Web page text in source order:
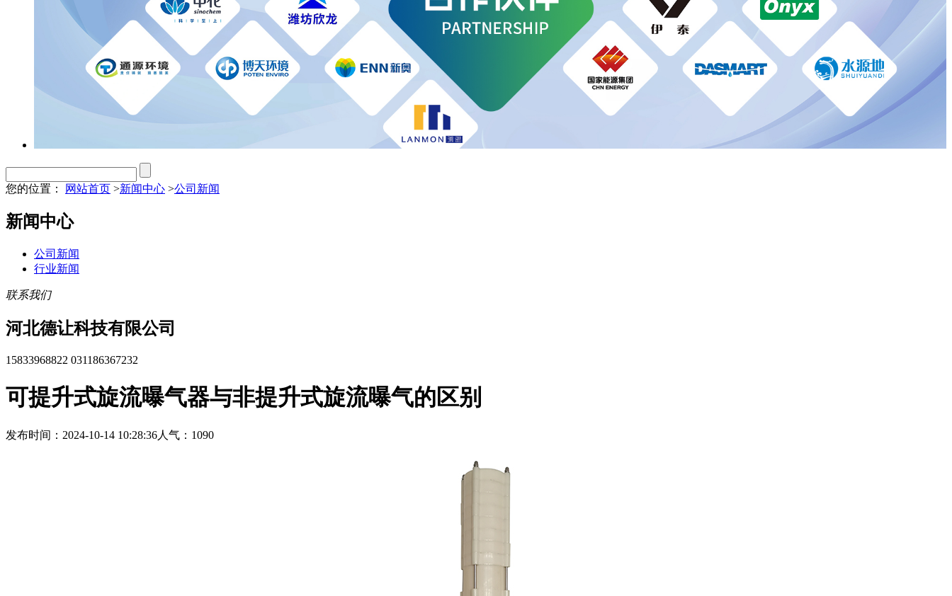
您的位置： 网站首页 >新闻中心 >公司新闻
新闻中心
公司新闻
行业新闻
联系我们
河北德让科技有限公司
15833968822 031186367232
可提升式旋流曝气器与非提升式旋流曝气的区别
发布时间：2024-10-14 10:28:36人气：1090